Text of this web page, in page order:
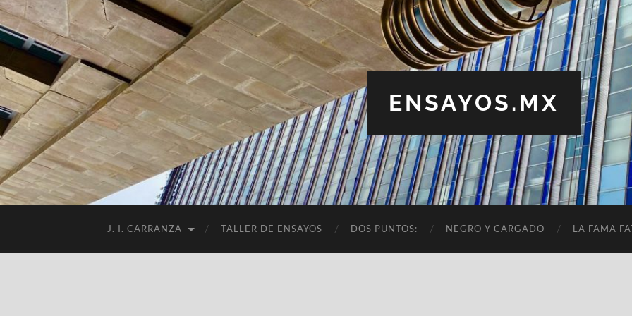
ENSAYOS.MX
J. I. CARRANZA TALLER DE ENSAYOS DOS PUNTOS: NEGRO Y CARGADO LA FAMA